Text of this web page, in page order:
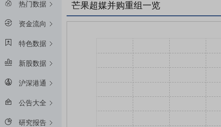
热门数据
资金流向
特色数据
新股数据
沪深港通
公告大全
研究报告
芒果超媒并购重组一览